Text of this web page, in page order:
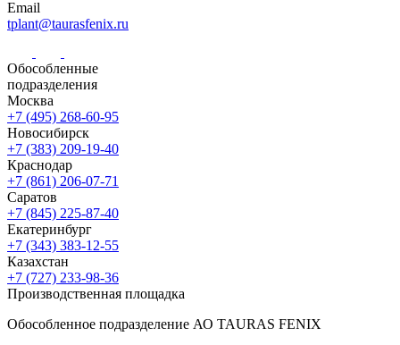
Email
tplant@taurasfenix.ru
Обособленные
подразделения
Москва
+7 (495) 268-60-95
Новосибирск
+7 (383) 209-19-40
Краснодар
+7 (861) 206-07-71
Саратов
+7 (845) 225-87-40
Екатеринбург
+7 (343) 383-12-55
Казахстан
+7 (727) 233-98-36
Производственная площадка
Обособленное подразделение АО TAURAS FENIX